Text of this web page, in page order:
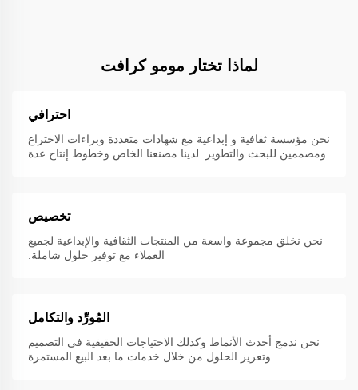
لماذا تختار مومو كرافت
احترافي
نحن مؤسسة ثقافية و إبداعية مع شهادات متعددة وبراءات الاختراع
ومصممين للبحث والتطوير. لدينا مصنعنا الخاص وخطوط إنتاج عدة
تخصيص
نحن نخلق مجموعة واسعة من المنتجات الثقافية والإبداعية لجميع
العملاء مع توفير حلول شاملة.
المُورِّد والتكامل
نحن ندمج أحدث الأنماط وكذلك الاحتياجات الحقيقية في التصميم
وتعزيز الحلول من خلال خدمات ما بعد البيع المستمرة